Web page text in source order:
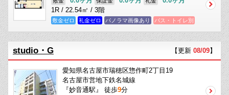
1R / 22.54㎡ / 3階
敷金ゼロ 礼金ゼロ パノラマ画像あり バス・トイレ別
studio・G 【更新 08/09】
愛知県名古屋市瑞穂区惣作町2丁目19
名古屋市営地下鉄名城線
『妙音通駅』 徒歩9分